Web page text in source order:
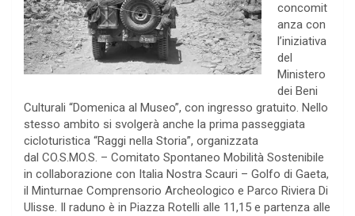
concomit
anza con
l’iniziativa
del
Ministero
dei Beni
Culturali “Domenica al Museo”, con ingresso gratuito. Nello
stesso ambito si svolgerà anche la prima passeggiata
cicloturistica “Raggi nella Storia”, organizzata
dal CO.S.MO.S. – Comitato Spontaneo Mobilità Sostenibile
in collaborazione con Italia Nostra Scauri – Golfo di Gaeta,
il Minturnae Comprensorio Archeologico e Parco Riviera Di
Ulisse. Il raduno è in Piazza Rotelli alle 11,15 e partenza alle